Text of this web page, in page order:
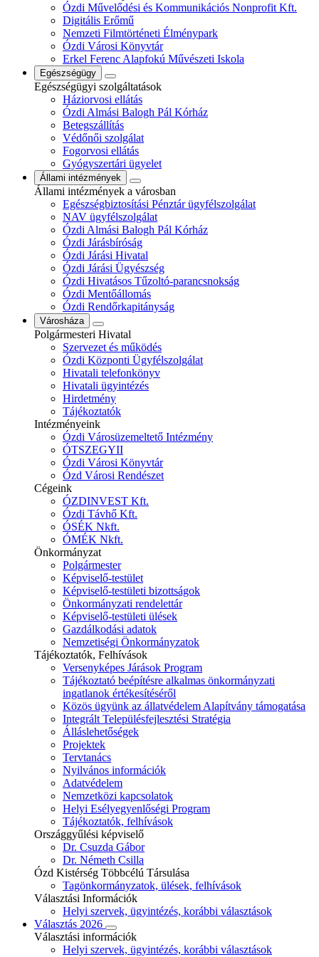
Ózdi Művelődési és Kommunikációs Nonprofit Kft.
Digitális Erőmű
Nemzeti Filmtörténeti Élménypark
Ózdi Városi Könyvtár
Erkel Ferenc Alapfokú Művészeti Iskola
Egészségügy
Egészségügyi szolgáltatások
Háziorvosi ellátás
Ózdi Almási Balogh Pál Kórház
Betegszállítás
Védőnői szolgálat
Fogorvosi ellátás
Gyógyszertári ügyelet
Állami intézmények
Állami intézmények a városban
Egészségbiztosítási Pénztár ügyfélszolgálat
NAV ügyfélszolgálat
Ózdi Almási Balogh Pál Kórház
Ózdi Járásbíróság
Ózdi Járási Hivatal
Ózdi Járási Ügyészség
Ózdi Hivatásos Tűzoltó-parancsnokság
Ózdi Mentőállomás
Ózdi Rendőrkapitányság
Városháza
Polgármesteri Hivatal
Szervezet és működés
Ózdi Központi Ügyfélszolgálat
Hivatali telefonkönyv
Hivatali ügyintézés
Hirdetmény
Tájékoztatók
Intézményeink
Ózdi Városüzemeltető Intézmény
ÓTSZEGYII
Ózdi Városi Könyvtár
Ózd Városi Rendészet
Cégeink
ÓZDINVEST Kft.
Ózdi Távhő Kft.
ÓSÉK Nkft.
ÓMÉK Nkft.
Önkormányzat
Polgármester
Képviselő-testület
Képviselő-testületi bizottságok
Önkormányzati rendelettár
Képviselő-testületi ülések
Gazdálkodási adatok
Nemzetiségi Önkormányzatok
Tájékoztatók, Felhívások
Versenyképes Járások Program
Tájékoztató beépítésre alkalmas önkormányzati
ingatlanok értékesítéséről
Közös ügyünk az állatvédelem Alapítvány támogatása
Integrált Településfejlesztési Stratégia
Álláslehetőségek
Projektek
Tervtanács
Nyilvános információk
Adatvédelem
Nemzetközi kapcsolatok
Helyi Esélyegyenlőségi Program
Tájékoztatók, felhívások
Országgyűlési képviselő
Dr. Csuzda Gábor
Dr. Németh Csilla
Ózd Kistérség Többcélú Társulása
Tagönkormányzatok, ülések, felhívások
Választási Információk
Helyi szervek, ügyintézés, korábbi választások
Választás 2026
Választási információk
Helyi szervek, ügyintézés, korábbi választások